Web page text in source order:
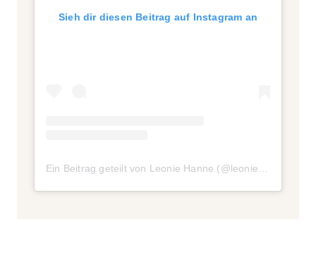
Sieh dir diesen Beitrag auf Instagram an